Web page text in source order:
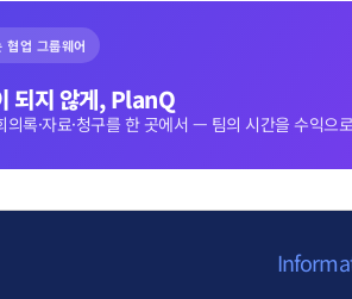
업 그룹웨어
되지 않게, PlanQ
의록·자료·청구를 한 곳에서 — 팀의 시간을 수익으